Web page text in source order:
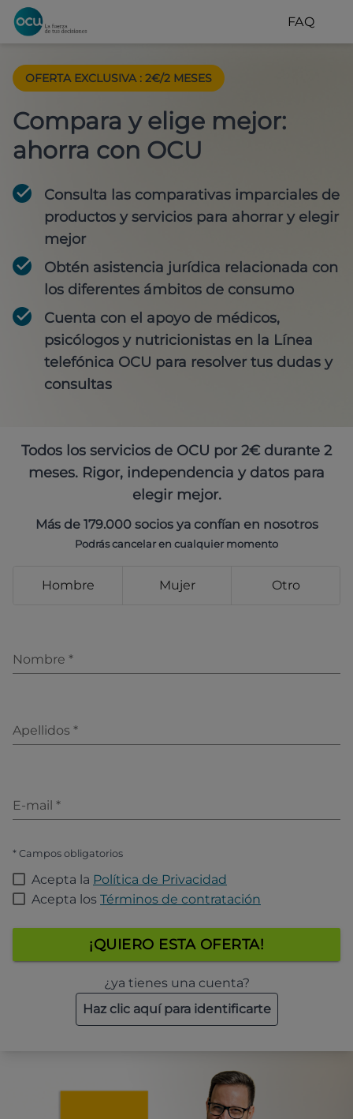
FAQ
OFERTA EXCLUSIVA : 2€/2 MESES
Compara y elige mejor:
ahorra con OCU
Consulta las comparativas imparciales de
productos y servicios para ahorrar y elegir
mejor
Obtén asistencia jurídica relacionada con
los diferentes ámbitos de consumo
Cuenta con el apoyo de médicos,
psicólogos y nutricionistas en la Línea
telefónica OCU para resolver tus dudas y
consultas
Todos los servicios de OCU por 2€ durante 2
meses. Rigor, independencia y datos para
elegir mejor.
Más de 179.000 socios ya confían en nosotros
Podrás cancelar en cualquier momento
Hombre Mujer Otro
Nombre *
Apellidos *
E-mail *
* Campos obligatorios
Acepta la Política de Privacidad
Acepta los Términos de contratación
¡QUIERO ESTA OFERTA!
¿ya tienes una cuenta?
Haz clic aquí para identificarte